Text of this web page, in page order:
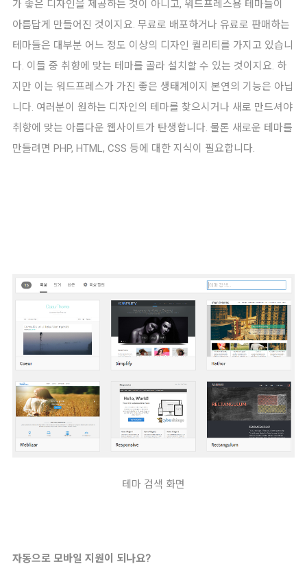
가 좋은 디자인을 제공하는 것이 아니고, 워드프레스용 테마들이
아름답게 만들어진 것이지요. 무료로 배포하거나 유료로 판매하는
테마들은 대부분 어느 정도 이상의 디자인 퀄리티를 가지고 있습니
다. 이들 중 취향에 맞는 테마를 골라 설치할 수 있는 것이지요. 하
지만 이는 워드프레스가 가진 좋은 생태계이지 본연의 기능은 아닙
니다. 여러분이 원하는 디자인의 테마를 찾으시거나 새로 만드셔야
취향에 맞는 아름다운 웹사이트가 탄생합니다. 물론 새로운 테마를
만들려면 PHP, HTML, CSS 등에 대한 지식이 필요합니다.
테마 검색 화면
자동으로 모바일 지원이 되나요?